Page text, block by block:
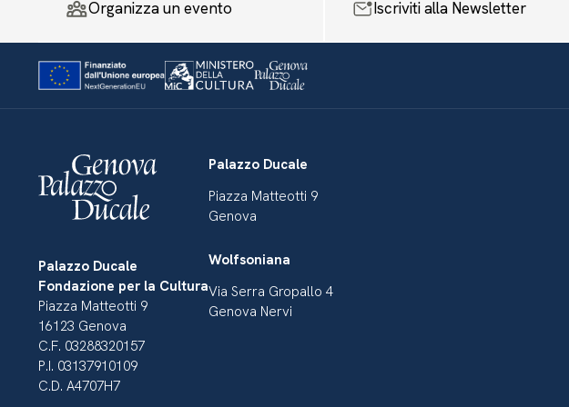
Organizza un evento Iscriviti alla Newsletter
Palazzo Ducale
Fondazione per la Cultura
Piazza Matteotti 9
16123 Genova
C.F. 03288320157
P.I. 03137910109
C.D. A4707H7
Palazzo Ducale
Piazza Matteotti 9
Genova
Wolfsoniana
Via Serra Gropallo 4
Genova Nervi